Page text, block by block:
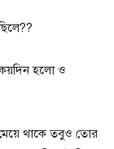
হলো ও
থাকে তবুও তোর